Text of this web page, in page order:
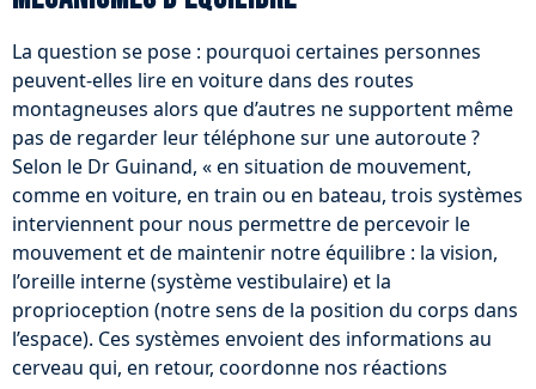
La question se pose : pourquoi certaines personnes
peuvent-elles lire en voiture dans des routes
montagneuses alors que d’autres ne supportent même
pas de regarder leur téléphone sur une autoroute ?
Selon le Dr Guinand, « en situation de mouvement,
comme en voiture, en train ou en bateau, trois systèmes
interviennent pour nous permettre de percevoir le
mouvement et de maintenir notre équilibre : la vision,
l’oreille interne (système vestibulaire) et la
proprioception (notre sens de la position du corps dans
l’espace). Ces systèmes envoient des informations au
cerveau qui, en retour, coordonne nos réactions